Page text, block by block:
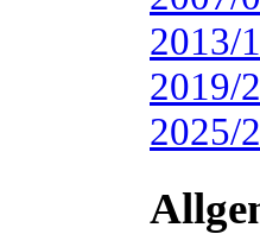
2013/
2019/
2025/